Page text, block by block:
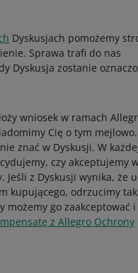
Dyskusjach pomożemy
Sprawa trafi do nas
Dyskusja zostanie
wniosek w ramach
Cię o tym
znać w Dyskusji. W
czy akceptujemy
Jeśli z Dyskusji wynika, że
kupującego, odrzucimy
możemy go zaakceptować i
z Allegro Ochrony